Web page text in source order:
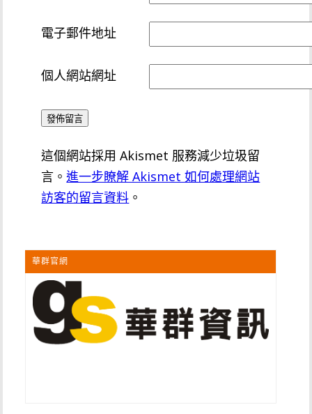
電子郵件地址
個人網站網址
這個網站採用 Akismet 服務減少垃圾留
言。進一步瞭解 Akismet 如何處理網站
訪客的留言資料 。
華群官網